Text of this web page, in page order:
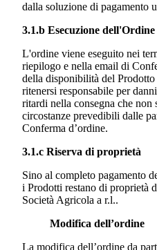
dalla soluzione di pagamento
3.1.b Esecuzione dell'Ordine
L'ordine viene eseguito nei
riepilogo e nella email di
della disponibilità del
ritenersi responsabile per
ritardi nella consegna che non
circostanze prevedibili dalle
Conferma d’ordine.
3.1.c Riserva di proprietà
Sino al completo pagamento
i Prodotti restano di proprietà
Società Agricola a r.l..
Modifica dell’ordine
La modifica dell’ordine da